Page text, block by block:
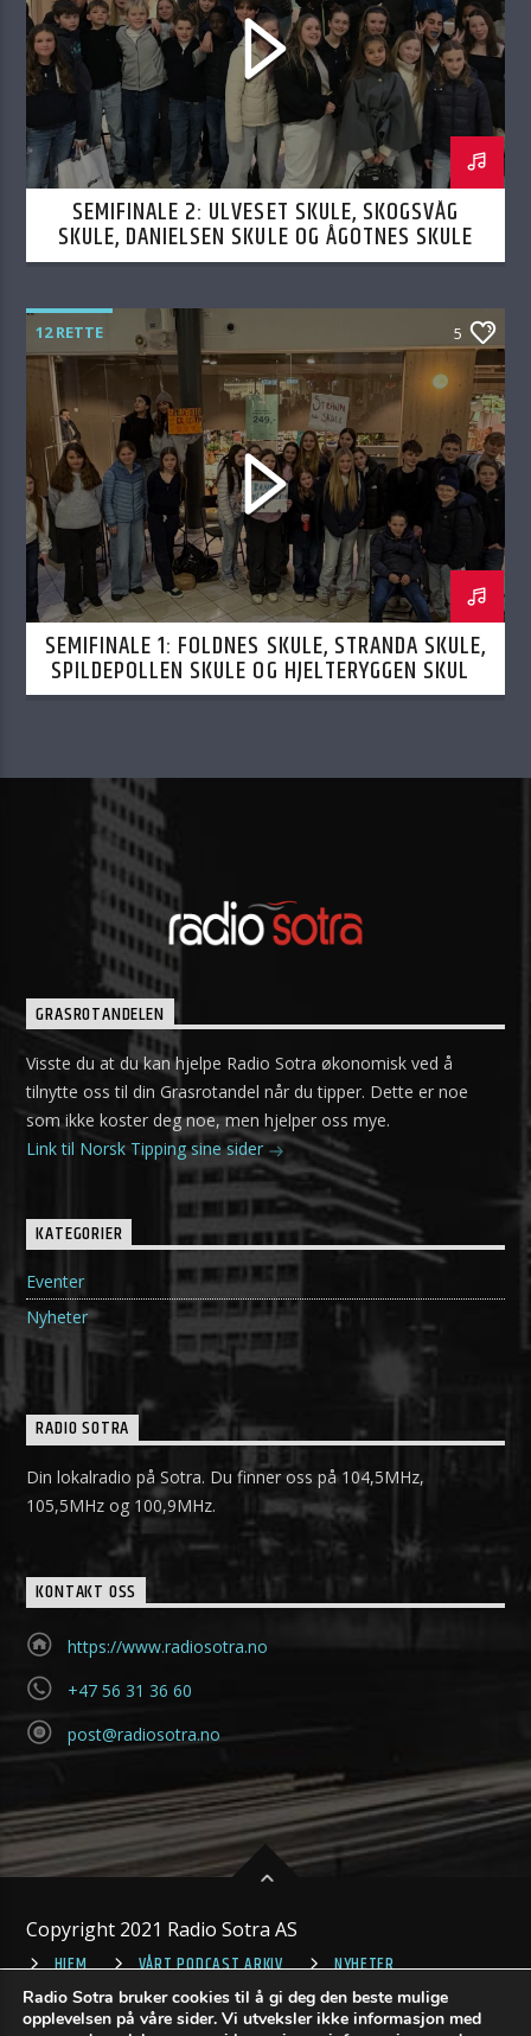
SEMIFINALE 2: ULVESET SKULE, SKOGSVÅG
SKULE, DANIELSEN SKULE OG ÅGOTNES SKULE
19.02.2026
12 RETTE 5
SEMIFINALE 1: FOLDNES SKULE, STRANDA SKULE,
SPILDEPOLLEN SKULE OG HJELTERYGGEN SKULE
12.02.2026
GRASROTANDELEN
Visste du at du kan hjelpe Radio Sotra økonomisk ved å
tilnytte oss til din Grasrotandel når du tipper. Dette er noe
som ikke koster deg noe, men hjelper oss mye.
Link til Norsk Tipping sine sider
KATEGORIER
Eventer
Nyheter
RADIO SOTRA
Din lokalradio på Sotra. Du finner oss på 104,5MHz,
105,5MHz og 100,9MHz.
KONTAKT OSS
https://www.radiosotra.no
+47 56 31 36 60
post@radiosotra.no
Copyright 2021 Radio Sotra AS
HJEM
VÅRT PODCAST ARKIV NYHETER
Radio Sotra bruker cookies til å gi deg den beste mulige
opplevelsen på våre sider. Vi utveksler ikke informasjon med